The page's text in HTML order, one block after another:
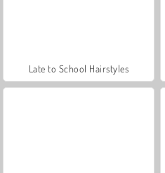
Late to School Hairstyles